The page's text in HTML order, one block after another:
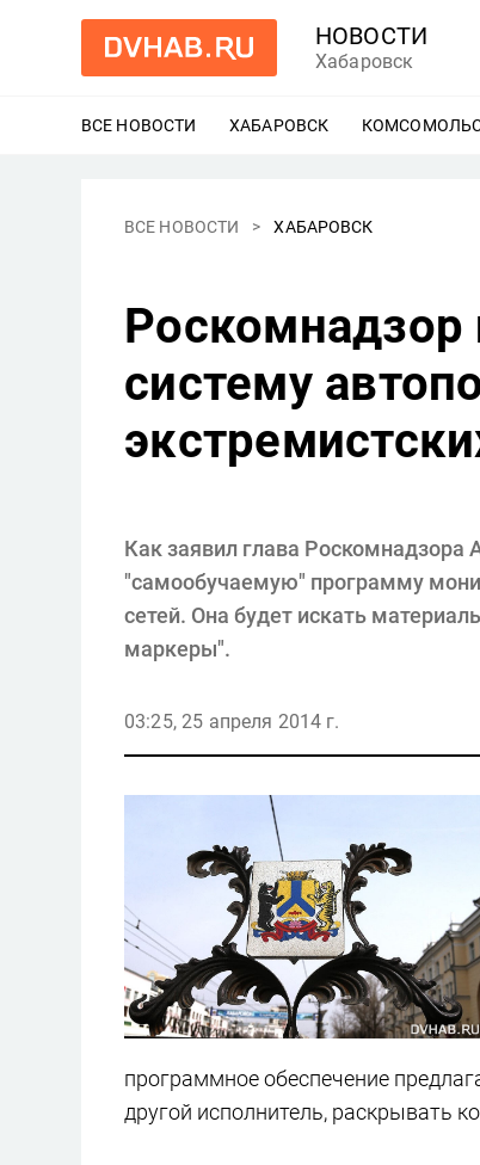
НОВОСТИ
Хабаровск
ВСЕ НОВОСТИ ХАБАРОВСК ЕЩЕ
ВСЕ НОВОСТИ ХАБАРОВСК
Роскомнадзор
систему
Как заявил глава
"самообучаемую" программу
сетей. Она будет искать
маркеры".
03:25, 25 апреля 2014 г.
программное обеспечение
другой исполнитель, раскрывать